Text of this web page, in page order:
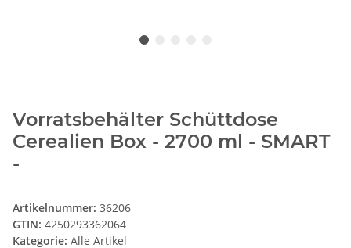
Vorratsbehälter Schüttdose
Cerealien Box - 2700 ml - SMART
-
Artikelnummer: 36206
GTIN: 4250293362064
Kategorie: Alle Artikel